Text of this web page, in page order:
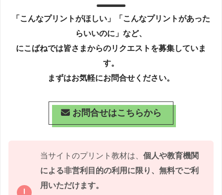
「こんなプリントがほしい」「こんなプリントがあった
らいいのに」など、
にこばねでは皆さまからのリクエストを募集していま
す。
まずはお気軽にお問合せください。
お問合せはこちらから
当サイトのプリント教材は、 個人や教育機関
による非営利目的の利用に限り、無料でご利
用いただけます。